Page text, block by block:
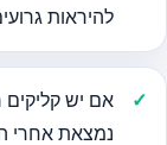
להיראות
אם יש קליקים